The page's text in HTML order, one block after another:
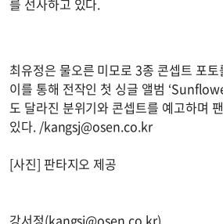
를 선사하고 있다.
최유정은 물오른 미모로 3종 콘셉트 포
이를 통해 전작인 첫 싱글 앨범
도 달라진 분위기와 콘셉트를 예고하며
있다. /kangsj@osen.co.kr
[사진] 판타지오 제공
강서정(kangsj@osen.co.kr)